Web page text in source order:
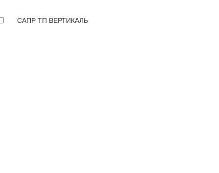
САПР ТП ВЕРТИКАЛЬ